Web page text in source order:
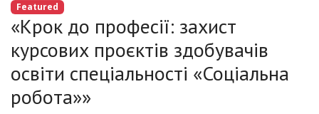
Featured
«Крок до професії: захист
курсових проєктів здобувачів
освіти спеціальності «Соціальна
робота»»